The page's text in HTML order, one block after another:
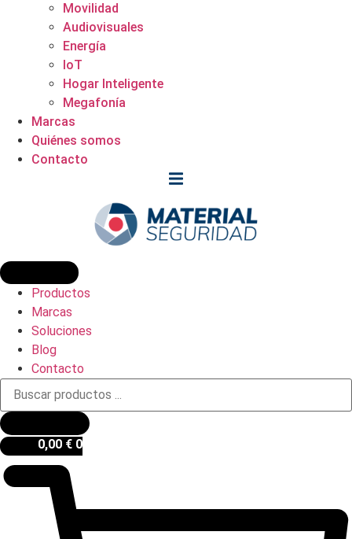
Movilidad
Audiovisuales
Energía
IoT
Hogar Inteligente
Megafonía
Marcas
Quiénes somos
Contacto
Productos
Marcas
Soluciones
Blog
Contacto
Búsqueda
productos
0,00 € 0